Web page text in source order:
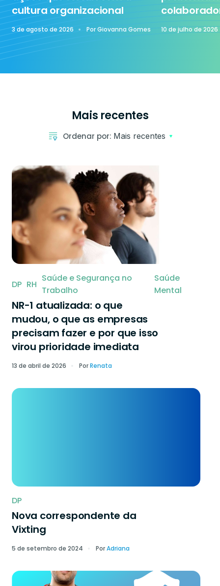
cultura organizacional
3 de agosto de 2026 PorGiovanna Gomes 10 de julho de 2026
Mais recentes
Ordenar por: Mais recentes
DP RH
Saúde e Segurança no
Trabalho
Saúde
Mental
NR-1 atualizada: o que
mudou, o que as empresas
precisam fazer e por que isso
virou prioridade imediata
13 de abril de 2026 PorRenata
DP
Nova correspondente da
Vixting
5 de setembro de 2024 PorAdriana